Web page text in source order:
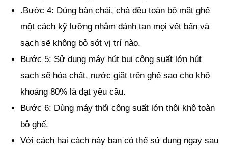
.Bước 4: Dùng bàn chải, chà đều toàn bộ mặt ghế
một cách kỹ lưỡng nhằm đánh tan mọi vết bẩn và
sạch sẽ không bỏ sót vị trí nào.
Bước 5: Sử dụng máy hút bụi công suất lớn hút
sạch sẽ hóa chất, nước giặt trên ghế sao cho khô
khoảng 80% là đạt yêu cầu.
Bước 6: Dùng máy thổi công suất lớn thôi khô toàn
bộ ghế.
Với cách hai cách này bạn có thể sử dụng ngay sau